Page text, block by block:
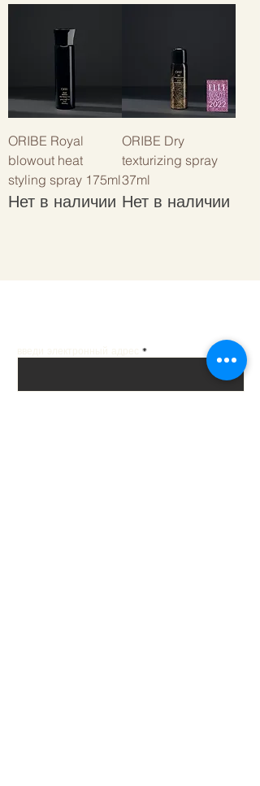
ORIBE Royal
blowout heat
styling spray 175ml
Нет в наличии
ORIBE Dry
texturizing spray
37ml
Нет в наличии